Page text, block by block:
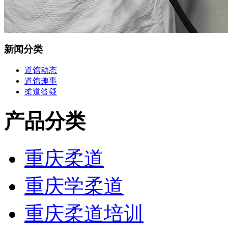
新闻分类
道馆动态
道馆趣事
柔道答疑
产品分类
重庆柔道
重庆学柔道
重庆柔道培训